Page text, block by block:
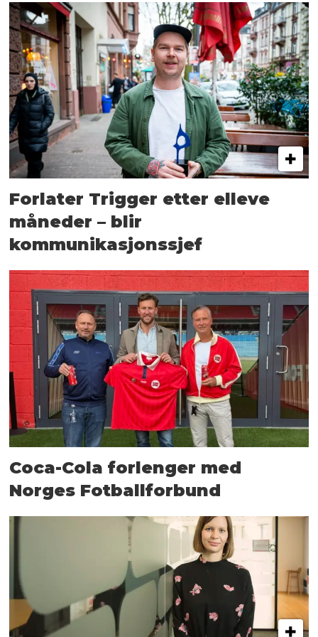
Forlater Trigger etter elleve
måneder – blir
kommunikasjonssjef
Coca-Cola forlenger med
Norges Fotballforbund